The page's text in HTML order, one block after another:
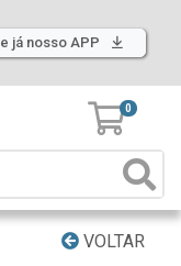
já nosso APP
0
VOLTAR